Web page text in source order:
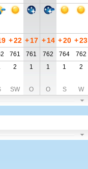
+22 + 17 + 14 +20 +23
761 761 762 764
762
2 1 1 1
2
SW O O S W